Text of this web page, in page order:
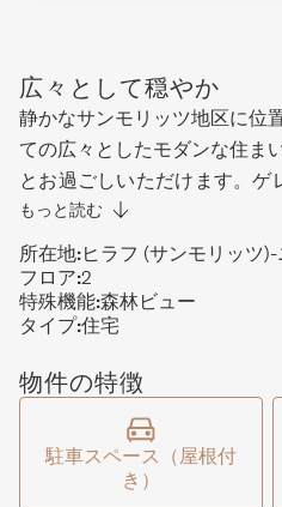
広々として穏やか
静かなサンモリッツ地区に位
ての広々としたモダンな住ま
とお過ごしいただけます。ゲ
便利な立地ながら、ニセコア
れた静寂を約束します。3ベ
ベッドルームと専用バスルー
ッドルームは階下にあり、バ
も同じフロアに配置されてい
放感を演出するオープンプラ
イニングエリア。友人をもて
がら周囲の森の景色を楽しむ
もっと読む
所在地:ヒラフ (サンモリッツ)-
フロア:2
特殊機能:森林ビュー
タイプ:住宅
物件の特徴
駐車スペース（屋根付
き）